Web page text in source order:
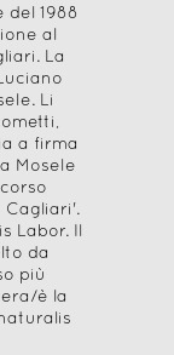
del 1988
al
La
Li
a firma
Mosele
Labor. Il
da
più
è la